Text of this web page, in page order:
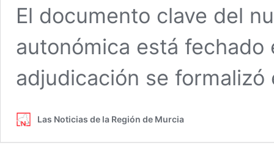
El documento clave del
autonómica está fechado
adjudicación se formalizó
Las Noticias de la Región de Murcia